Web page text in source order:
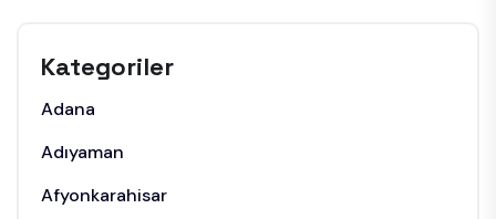
Kategoriler
Adana
Adıyaman
Afyonkarahisar